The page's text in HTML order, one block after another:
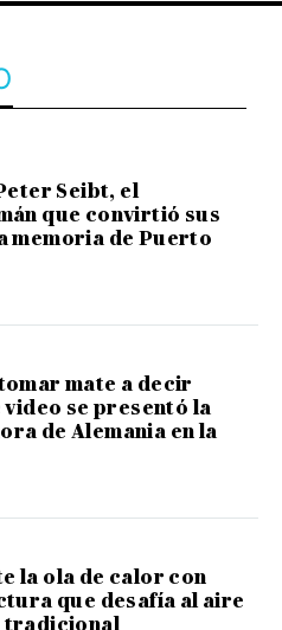
Seibt, el
que convirtió sus
memoria de Puerto
mate a decir
video se presentó la
de Alemania en la
la ola de calor con
que desafía al aire
tradicional